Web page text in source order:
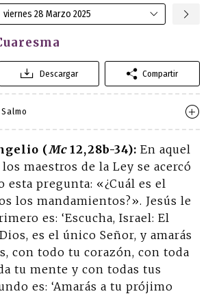
viernes 28 Marzo 2025
Descargar Compartir
(Mc12,28b-34): En aquel
maestros de la Ley se acercó
esta pregunta: «¿Cuál es el
los mandamientos?». Jesús le
es: ‘Escucha, Israel: El
es el único Señor, y amarás
con todo tu corazón, con toda
tu mente y con todas tus
es: ‘Amarás a tu prójimo